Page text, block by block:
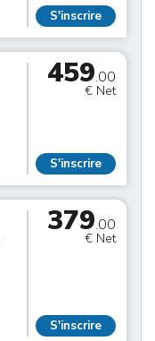
S'inscrire
459.00
€ Net
S'inscrire
379.00
€ Net
S'inscrire